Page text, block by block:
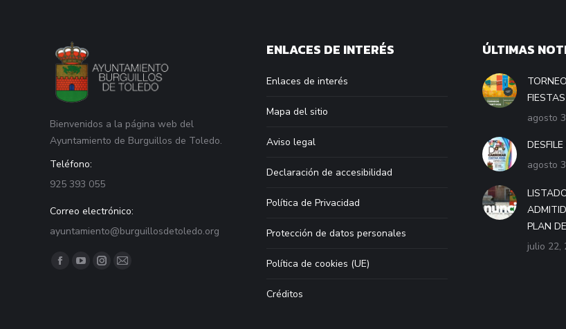
Bienvenidos a la página web del
Ayuntamiento de Burguillos de Toledo.
Teléfono:
925 393 055
Correo electrónico:
ayuntamiento@burguillosdetoledo.org
Find us on:
Facebook
YouTubeInstagram
Mail
ENLACES DE INTERÉS
Enlaces de interés
Mapa del sitio
Aviso legal
Declaración de accesibilidad
Política de Privacidad
Protección de datos personales
Política de cookies (UE)
Créditos
ÚLTIMAS
agosto
agosto
PLAN
julio 22,